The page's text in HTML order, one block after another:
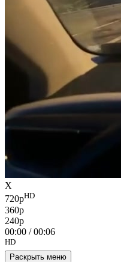
X
720pHD
360p
240p
00:00 /00:06
HD
Раскрыть меню